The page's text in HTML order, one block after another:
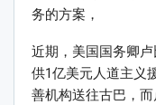
务的方案，
近期，美国国务卿
供1亿美元人道主义
善机构送往古巴，